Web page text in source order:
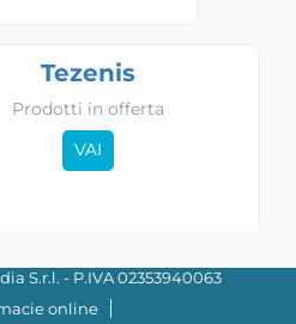
Tezenis
Prodotti in offerta
VAI
S.r.l. - P.IVA 02353940063
online